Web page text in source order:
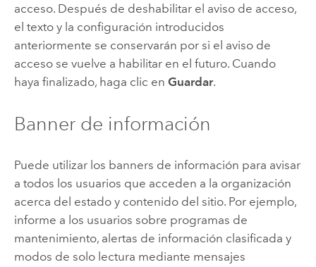
acceso. Después de deshabilitar el aviso de acceso,
el texto y la configuración introducidos
anteriormente se conservarán por si el aviso de
acceso se vuelve a habilitar en el futuro. Cuando
haya finalizado, haga clic en Guardar.
Banner de información
Puede utilizar los banners de información para avisar
a todos los usuarios que acceden a la organización
acerca del estado y contenido del sitio. Por ejemplo,
informe a los usuarios sobre programas de
mantenimiento, alertas de información clasificada y
modos de solo lectura mediante mensajes